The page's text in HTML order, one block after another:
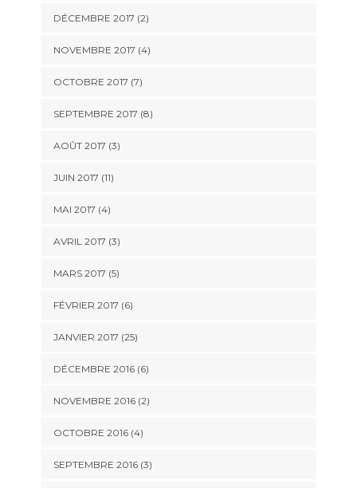
DÉCEMBRE 2017 (2)
NOVEMBRE 2017 (4)
OCTOBRE 2017 (7)
SEPTEMBRE 2017 (8)
AOÛT 2017 (3)
JUIN 2017 (11)
MAI 2017 (4)
AVRIL 2017 (3)
MARS 2017 (5)
FÉVRIER 2017 (6)
JANVIER 2017 (25)
DÉCEMBRE 2016 (6)
NOVEMBRE 2016 (2)
OCTOBRE 2016 (4)
SEPTEMBRE 2016 (3)